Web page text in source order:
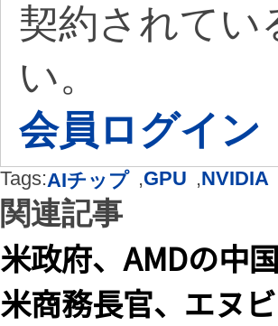
契約されてい
い。
会員ログイン
Tags:AIチップ ,GPU ,NVIDIA
関連記事
米政府、AMDの中
米商務長官、エヌ